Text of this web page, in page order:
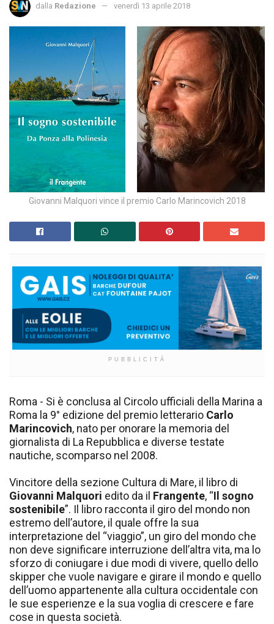
dalla Redazione venerdì 13 aprile 2018
Giovanni Malquori vince il premio Carlo Marincovich 2018
PUBBLICITÀ
Roma - Si è conclusa al Circolo ufficiali della Marina a
Roma la 9° edizione del premio letterario Carlo
Marincovich, nato per onorare la memoria del
giornalista di La Repubblica e diverse testate
nautiche, scomparso nel 2008.
Vincitore della sezione Cultura di Mare, il libro di
Giovanni Malquori edito da il Frangente, “Il sogno
sostenibile”. Il libro racconta il giro del mondo non
estremo dell’autore, il quale offre la sua
interpretazione del “viaggio”, un giro del mondo che
non deve significare interruzione dell’altra vita, ma lo
sforzo di coniugare i due modi di vivere, quello dello
skipper che vuole navigare e girare il mondo e quello
dell’uomo appartenente alla cultura occidentale con
le sue esperienze e la sua voglia di crescere e fare
cose in questa società.